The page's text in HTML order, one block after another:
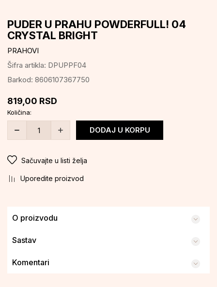
PUDER U PRAHU POWDERFULL! 04
CRYSTAL BRIGHT
PRAHOVI
Šifra artikla: DPUPPF04
Barkod: 8606107367750
819,00 RSD
Količina:
DODAJ U KORPU
Sačuvajte u listi želja
Uporedite proizvod
O proizvodu
Sastav
Komentari